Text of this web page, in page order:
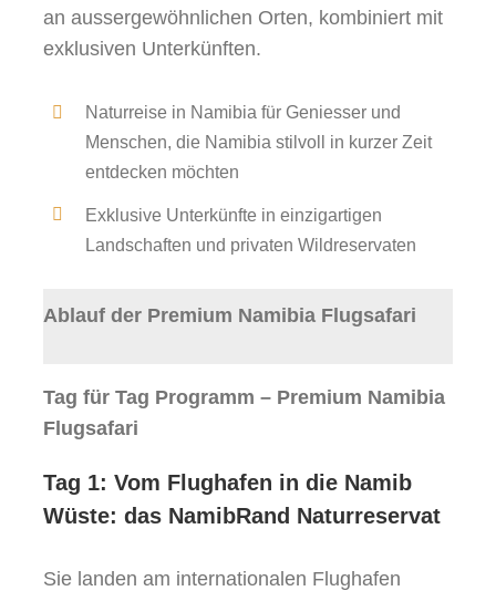
an aussergewöhnlichen Orten, kombiniert mit
exklusiven Unterkünften.
Naturreise in Namibia für Geniesser und
Menschen, die Namibia stilvoll in kurzer Zeit
entdecken möchten
Exklusive Unterkünfte in einzigartigen
Landschaften und privaten Wildreservaten
Ablauf der Premium Namibia Flugsafari
Tag für Tag Programm – Premium Namibia
Flugsafari
Tag 1: Vom Flughafen in die Namib
Wüste: das NamibRand Naturreservat
Sie landen am internationalen Flughafen